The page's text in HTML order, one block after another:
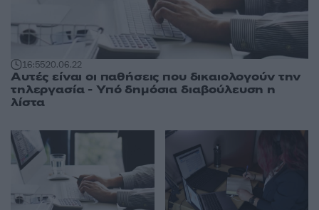
16:5520.06.22
Αυτές είναι οι παθήσεις που δικαιολογούν την
τηλεργασία - Υπό δημόσια διαβούλευση η
λίστα